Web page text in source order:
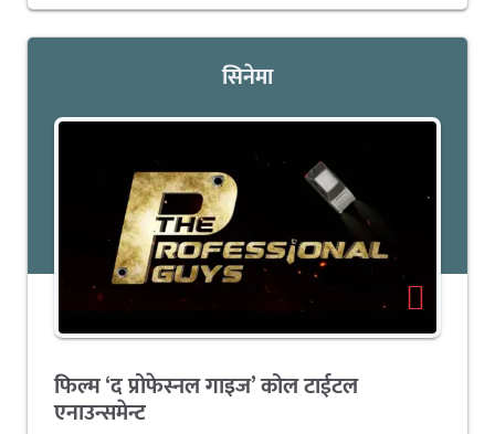
सिनेमा
फिल्म ‘द प्रोफेस्नल गाइज’ कोल टाईटल
एनाउन्समेन्ट